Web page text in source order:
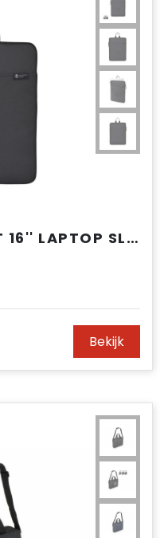
RENEW AWARE™ RPET 16'' LAPTOP SLEEVE
Bekijk